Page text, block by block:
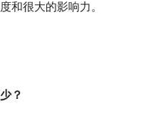
和很大的影响力。
？